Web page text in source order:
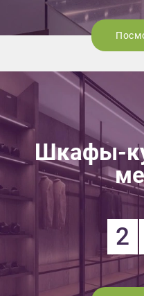
Шкафы-
2